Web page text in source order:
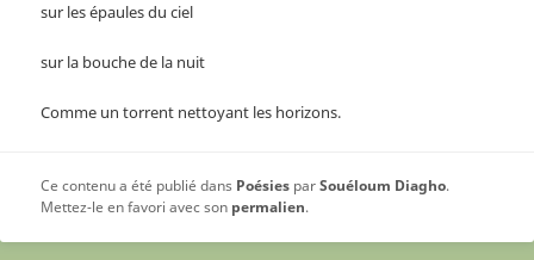
sur les épaules du ciel
sur la bouche de la nuit
Comme un torrent nettoyant les horizons.
Ce contenu a été publié dans Poésies parSouéloum Diagho.
Mettez-le en favori avec son permalien.